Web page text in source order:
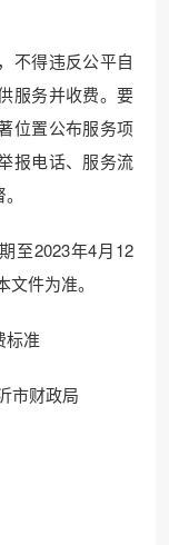
不得违反公平自
服务并收费。要
位置公布服务项
报电话、服务流
至2023年4月12
件为准。
标准
市财政局